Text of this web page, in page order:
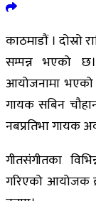
काठमाडौं । दोस्रो
सम्पन्न भएको छ।
आयोजनामा भएको
गायक सबिन
नबप्रतिभा गायक
गीतसंगीतका
गरिएको आयोजक